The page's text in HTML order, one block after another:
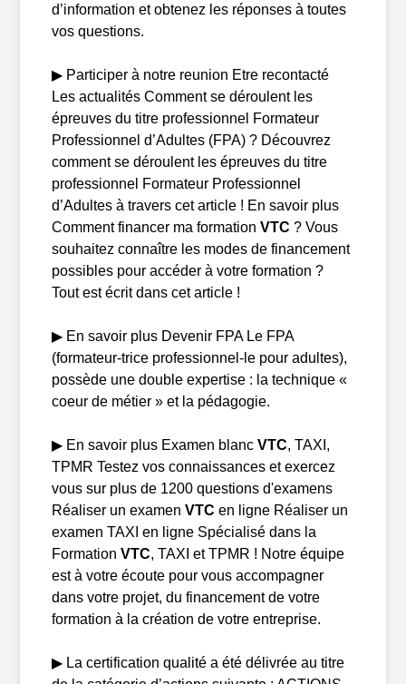
d’information et obtenez les réponses à toutes
vos questions.
▶ Participer à notre reunion Etre recontacté
Les actualités Comment se déroulent les
épreuves du titre professionnel Formateur
Professionnel d’Adultes (FPA) ? Découvrez
comment se déroulent les épreuves du titre
professionnel Formateur Professionnel
d’Adultes à travers cet article ! En savoir plus
Comment financer ma formationVTC ? Vous
souhaitez connaître les modes de financement
possibles pour accéder à votre formation ?
Tout est écrit dans cet article !
▶ En savoir plus Devenir FPA Le FPA
(formateur-trice professionnel-le pour adultes),
possède une double expertise : la technique «
coeur de métier » et la pédagogie.
▶ En savoir plus Examen blancVTC, TAXI,
TPMR Testez vos connaissances et exercez
vous sur plus de 1200 questions d'examens
Réaliser un examenVTC en ligne Réaliser un
examen TAXI en ligne Spécialisé dans la
FormationVTC, TAXI et TPMR ! Notre équipe
est à votre écoute pour vous accompagner
dans votre projet, du financement de votre
formation à la création de votre entreprise.
▶ La certification qualité a été délivrée au titre